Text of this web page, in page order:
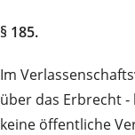
§ 185.
Im
über das Erbrecht
keine öffentliche